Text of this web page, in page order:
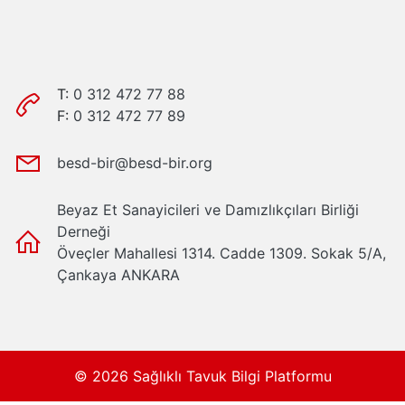
T: 0 312 472 77 88
F: 0 312 472 77 89
besd-bir@besd-bir.org
Beyaz Et Sanayicileri ve Damızlıkçıları Birliği
Derneği
Öveçler Mahallesi 1314. Cadde 1309. Sokak 5/A,
Çankaya ANKARA
© 2026 Sağlıklı Tavuk Bilgi Platformu